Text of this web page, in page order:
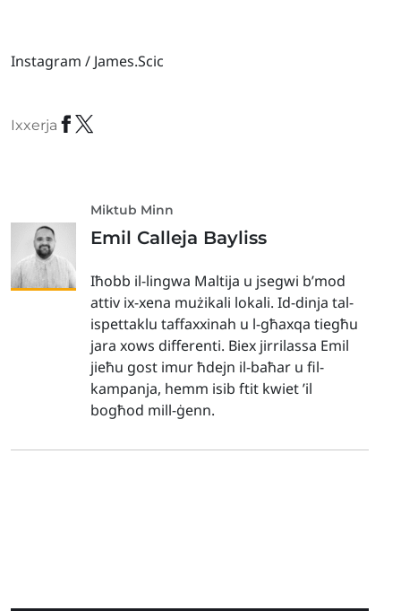
Instagram / James.Scic
Ixxerja
Miktub Minn
Emil Calleja Bayliss
Iħobb il-lingwa Maltija u jsegwi b’mod
attiv ix-xena mużikali lokali. Id-dinja tal-
ispettaklu taffaxxinah u l-għaxqa tiegħu
jara xows differenti. Biex jirrilassa Emil
jieħu gost imur ħdejn il-baħar u fil-
kampanja, hemm isib ftit kwiet ’il
bogħod mill-ġenn.